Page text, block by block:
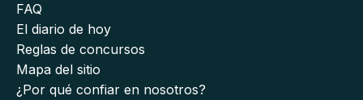
FAQ
El diario de hoy
Reglas de concursos
Mapa del sitio
¿Por qué confiar en nosotros?